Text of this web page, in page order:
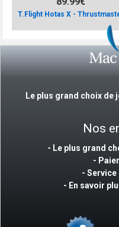
T.Flight Hotas X -
Le plus grand choix de
Nos
- Le plus grand
-
-
- En savoir